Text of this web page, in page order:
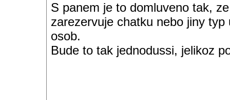
S panem je to domluveno tak,
zarezervuje chatku nebo jiny
osob.
Bude to tak jednodussi, jelikoz